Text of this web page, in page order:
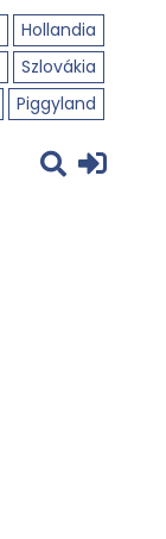
Hollandia
Szlovákia
Piggyland